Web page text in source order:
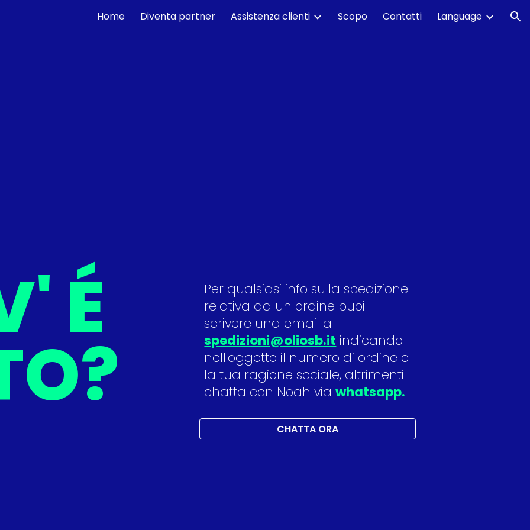
Skip to navigation
Home Diventa partner Assistenza clienti Scopo Contatti Language
É
Per qualsiasi info sulla spedizione
relativa ad un ordine puoi
spedizioni@oliosb.it indicando
nell'oggetto il numero di ordine e
la tua ragione sociale, altrimenti
chatta con Noah via whatsapp.
CHATTA ORA